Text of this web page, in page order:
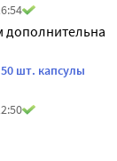
дополнительна
шт. капсулы